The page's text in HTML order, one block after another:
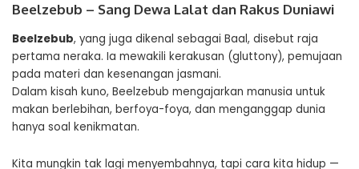
Beelzebub – Sang Dewa Lalat dan Rakus Duniawi
Beelzebub, yang juga dikenal sebagai Baal, disebut raja
pertama neraka. Ia mewakili kerakusan (gluttony), pemujaan
pada materi dan kesenangan jasmani.
Dalam kisah kuno, Beelzebub mengajarkan manusia untuk
makan berlebihan, berfoya-foya, dan menganggap dunia
hanya soal kenikmatan.
Kita mungkin tak lagi menyembahnya, tapi cara kita hidup —